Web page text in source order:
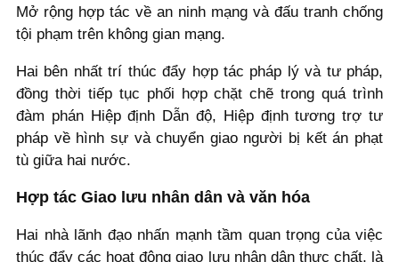
Mở rộng hợp tác về an ninh mạng và đấu tranh chống
tội phạm trên không gian mạng.
Hai bên nhất trí thúc đẩy hợp tác pháp lý và tư pháp,
đồng thời tiếp tục phối hợp chặt chẽ trong quá trình
đàm phán Hiệp định Dẫn độ, Hiệp định tương trợ tư
pháp về hình sự và chuyển giao người bị kết án phạt
tù giữa hai nước.
Hợp tác Giao lưu nhân dân và văn hóa
Hai nhà lãnh đạo nhấn mạnh tầm quan trọng của việc
thúc đẩy các hoạt động giao lưu nhân dân thực chất, là